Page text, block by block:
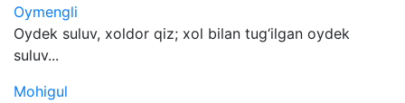
Oymengli
Oydek suluv, xoldor qiz; xol bilan tug‘ilgan oydek
suluv...
Mohigul